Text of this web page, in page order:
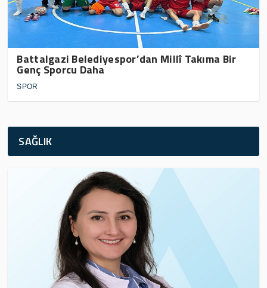
Battalgazi Belediyespor’dan Millî Takıma Bir
Genç Sporcu Daha
SPOR
SAĞLIK